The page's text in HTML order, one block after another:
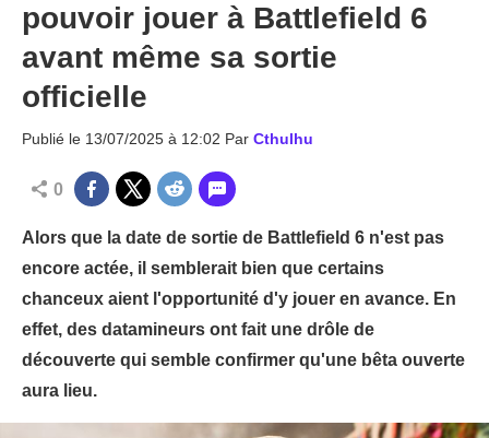
pouvoir jouer à Battlefield 6
avant même sa sortie
officielle
Publié le 13/07/2025 à 12:02 Par Cthulhu
0
Alors que la date de sortie de Battlefield 6 n'est pas
encore actée, il semblerait bien que certains
chanceux aient l'opportunité d'y jouer en avance. En
effet, des datamineurs ont fait une drôle de
découverte qui semble confirmer qu'une bêta ouverte
aura lieu.